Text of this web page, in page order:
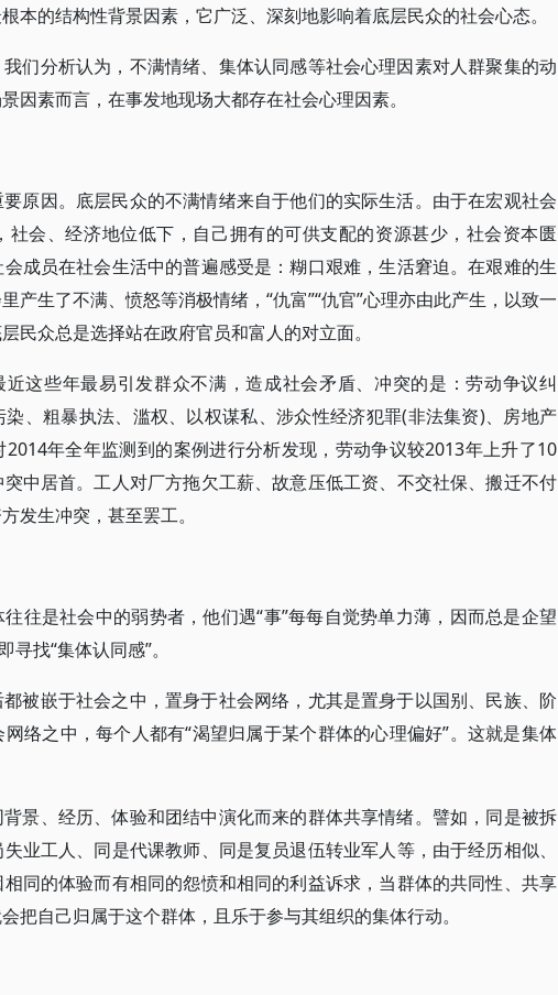
本的结构性背景因素，它广泛、深刻地影响着底层民众的社会心态。
们分析认为，不满情绪、集体认同感等社会心理因素对人群聚集的动
因素而言，在事发地现场大都存在社会心理因素。
原因。底层民众的不满情绪来自于他们的实际生活。由于在宏观社会
社会、经济地位低下，自己拥有的可供支配的资源甚少，社会资本匮
成员在社会生活中的普遍感受是：糊口艰难，生活窘迫。在艰难的生
产生了不满、愤怒等消极情绪，“仇富”“仇官”心理亦由此产生，以致一
民众总是选择站在政府官员和富人的对立面。
近这些年最易引发群众不满，造成社会矛盾、冲突的是：劳动争议纠
、粗暴执法、滥权、以权谋私、涉众性经济犯罪(非法集资)、房地产
年全年监测到的案例进行分析发现，劳动争议较2013年上升了10
中居首。工人对厂方拖欠工薪、故意压低工资、不交社保、搬迁不付
发生冲突，甚至罢工。
往是社会中的弱势者，他们遇“事”每每自觉势单力薄，因而总是企望
找“集体认同感”。
被嵌于社会之中，置身于社会网络，尤其是置身于以国别、民族、阶
络之中，每个人都有“渴望归属于某个群体的心理偏好”。这就是集体
景、经历、体验和团结中演化而来的群体共享情绪。譬如，同是被拆
业工人、同是代课教师、同是复员退伍转业军人等，由于经历相似、
同的体验而有相同的怨愤和相同的利益诉求，当群体的共同性、共享
把自己归属于这个群体，且乐于参与其组织的集体行动。